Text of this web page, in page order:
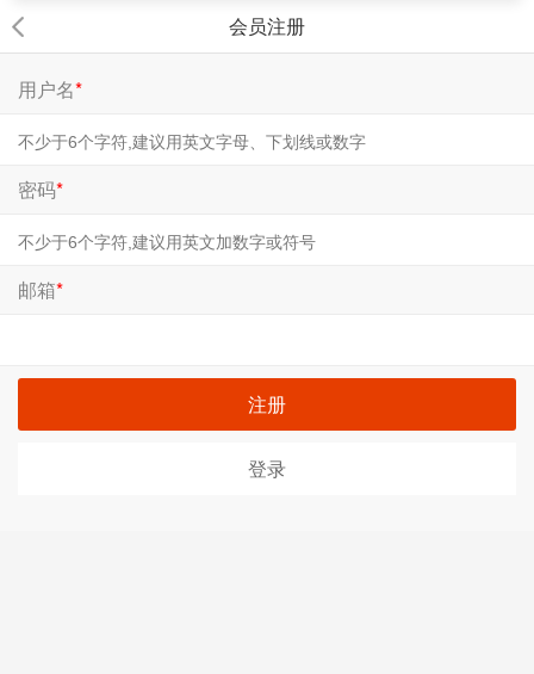
会员注册
用户名*
密码*
邮箱*
注册
登录